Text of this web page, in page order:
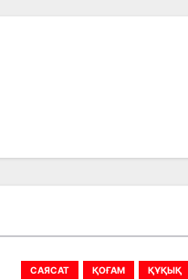
САЯСАТ ҚОҒАМ ҚҰҚЫҚ